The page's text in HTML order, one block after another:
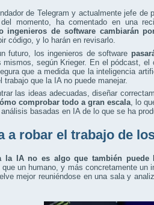
de Telegram y actualmente jefe
momento, ha comentado en una
ingenieros de software cambiarán
código, y lo harán en revisarlo.
futuro, los ingenieros de software
mismos, según Krieger. En el pódcast,
que a medida que la inteligencia
trabajo que la IA no puede manejar.
las ideas adecuadas, diseñar
comprobar todo a gran escala, lo
basadas en IA de lo que se ha
a robar el trabajo de
la IA no es algo que también puede
un humano, y más concretamente un
mejor reuniéndose en una sala y